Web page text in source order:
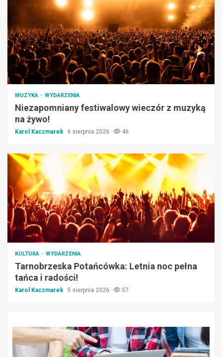
MUZYKA WYDARZENIA
Niezapomniany festiwalowy wieczór z muzyką
na żywo!
Karol Kaczmarek 6 sierpnia 2026 46
KULTURA WYDARZENIA
Tarnobrzeska Potańcówka: Letnia noc pełna
tańca i radości!
Karol Kaczmarek 5 sierpnia 2026 57